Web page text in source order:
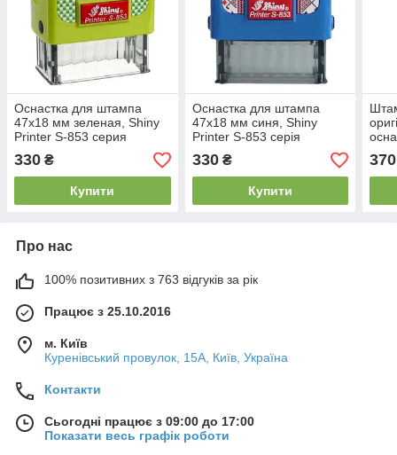
Оснастка для штампа
47x18 мм зеленая, Shiny
Printer S-853 серия
Карбон
330 ₴
Купити
Оснастка для штампа
47x18 мм синя, Shiny
Printer S-853 серія
Вишиванка
330₴
Купити
30
370
Про нас
100% позитивних з 763 відгуків за рік
Працює з 25.10.2016
м. Київ
Куренівський провулок, 15А, Київ, Україна
Контакти
Сьогодні працює з 09:00 до 17:00
Показати весь графік роботи